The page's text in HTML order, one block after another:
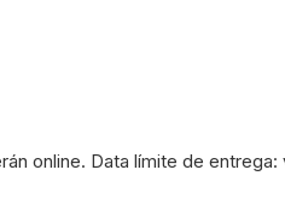
online. Data límite de